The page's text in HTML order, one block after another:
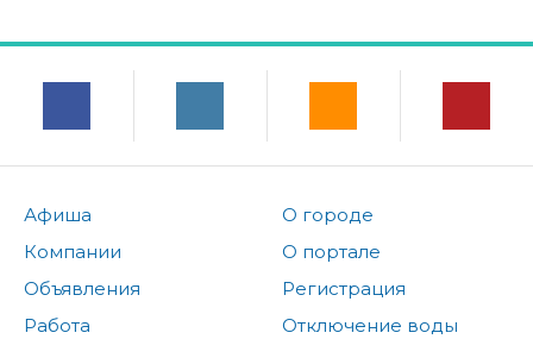
Афиша
Компании
Объявления
Работа
О городе
О портале
Регистрация
Отключение воды